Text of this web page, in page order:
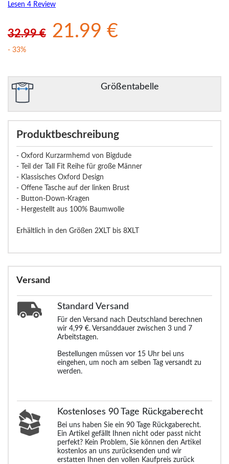
Lesen 4 Review
32.99 € 21.99 €
- 33%
Größentabelle
Produktbeschreibung
- Oxford Kurzarmhemd von Bigdude
- Teil der Tall Fit Reihe für große Männer
- Klassisches Oxford Design
- Offene Tasche auf der linken Brust
- Button-Down-Kragen
- Hergestellt aus 100% Baumwolle
Erhältlich in den Größen 2XLT bis 8XLT
Versand
Standard Versand
Für den Versand nach Deutschland berechnen
wir 4,99 €. Versanddauer zwischen 3 und 7
Arbeitstagen.
Bestellungen müssen vor 15 Uhr bei uns
eingehen, um noch am selben Tag versandt zu
werden.
Kostenloses 90 Tage Rückgaberecht
Bei uns haben Sie ein 90 Tage Rückgaberecht.
Ein Artikel gefällt Ihnen nicht oder passt nicht
perfekt? Kein Problem, Sie können den Artikel
kostenlos an uns zurücksenden und wir
erstatten Ihnen den vollen Kaufpreis zurück